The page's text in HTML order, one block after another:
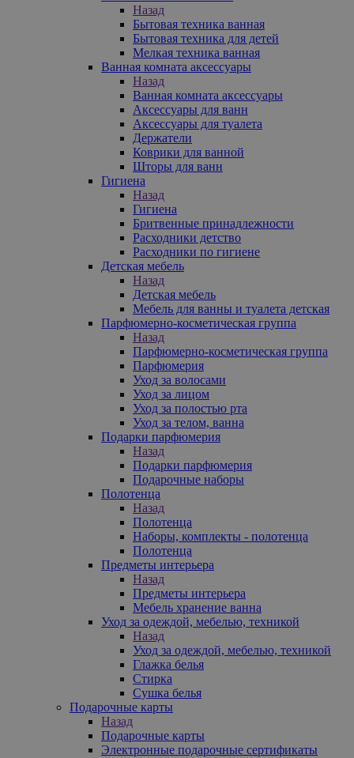
Назад
Бытовая техника ванная
Бытовая техника для детей
Мелкая техника ванная
Ванная комната аксессуары
Назад
Ванная комната аксессуары
Аксессуары для ванн
Аксессуары для туалета
Держатели
Коврики для ванной
Шторы для ванн
Гигиена
Назад
Гигиена
Бритвенные принадлежности
Расходники детство
Расходники по гигиене
Детская мебель
Назад
Детская мебель
Мебель для ванны и туалета детская
Парфюмерно-косметическая группа
Назад
Парфюмерно-косметическая группа
Парфюмерия
Уход за волосами
Уход за лицом
Уход за полостью рта
Уход за телом, ванна
Подарки парфюмерия
Назад
Подарки парфюмерия
Подарочные наборы
Полотенца
Назад
Полотенца
Наборы, комплекты - полотенца
Полотенца
Предметы интерьера
Назад
Предметы интерьера
Мебель хранение ванна
Уход за одеждой, мебелью, техникой
Назад
Уход за одеждой, мебелью, техникой
Глажка белья
Стирка
Сушка белья
Подарочные карты
Назад
Подарочные карты
Электронные подарочные сертификаты